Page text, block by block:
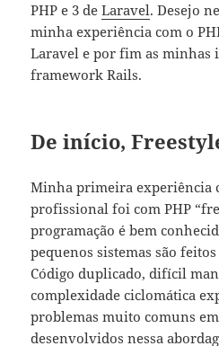
PHP e 3 deLaravel. Desejo
minha experiência com o
Laravel e por fim as minhas
framework Rails.
De início,
Minha primeira experiência
profissional foi com PHP
programação é bem
pequenos sistemas são
Código duplicado, difícil
complexidade ciclomática
problemas muito comuns
desenvolvidos nessa